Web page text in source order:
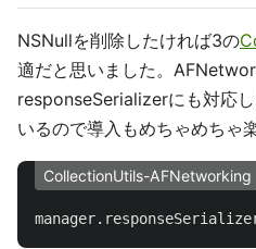
NSNullを削除したければ3の
適だと思いました。
responseSerializerにも対応
いるので導入もめちゃめちゃ
CollectionUtils-AFNetworking
manager.